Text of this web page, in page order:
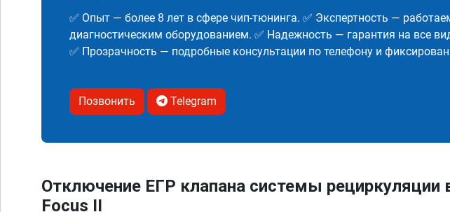
✅ Опыт — более 8 лет в сфере чип-тюнинга. ✅ Экспертность —
диагностическим оборудованием. ✅ Надежность — гарантия на все
✅ Прозрачность — подробные консультации по телефону и
Позвонить Telegram
Отключение ЕГР клапана системы
Focus II